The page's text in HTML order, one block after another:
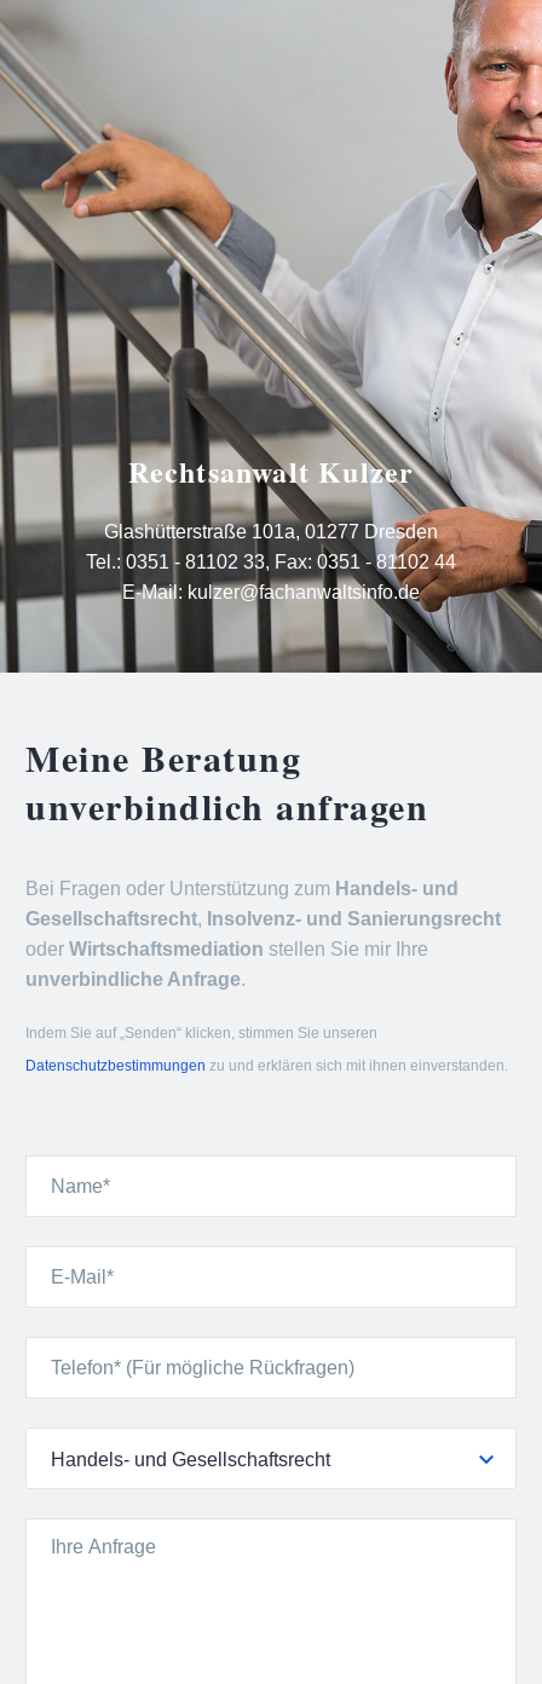
Rechtsanwalt Kulzer
Glashütterstraße 101a, 01277 Dresden
Tel.: 0351 - 81102 33, Fax: 0351 - 81102 44
E-Mail: kulzer@fachanwaltsinfo.de
Meine Beratung
unverbindlich anfragen
Bei Fragen oder Unterstützung zum Handels- und
Gesellschaftsrecht, Insolvenz- und Sanierungsrecht
oder Wirtschaftsmediation stellen Sie mir Ihre
unverbindliche Anfrage.
Indem Sie auf „Senden“ klicken, stimmen Sie unseren
Datenschutzbestimmungen zu und erklären sich mit ihnen einverstanden.
Handels- und Gesellschaftsrecht